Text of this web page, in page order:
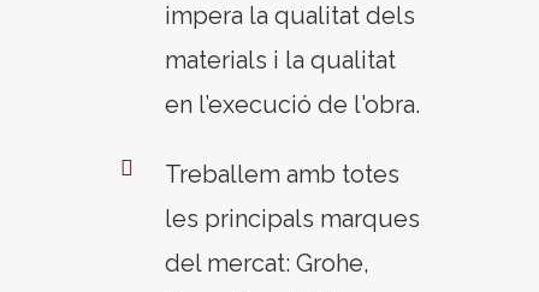
impera la qualitat dels
materials i la qualitat
en l’execució de l'obra.
Treballem amb totes
les principals marques
del mercat: Grohe,